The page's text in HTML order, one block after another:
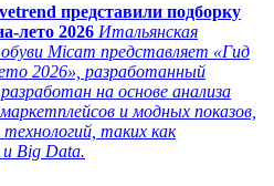
представили подборку
лето 2026 Итальянская
Micam представляет «Гид
2026», разработанный
на основе анализа
и модных показов,
таких как
Big Data.